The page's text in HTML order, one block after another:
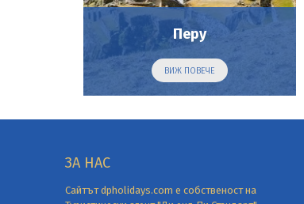
Перу
ВИЖ ПОВЕЧЕ
ЗА НАС
Сайтът dpholidays.com е собственост на